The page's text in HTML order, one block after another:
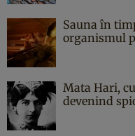
Sauna în
organismul
Mata Hari,
devenind